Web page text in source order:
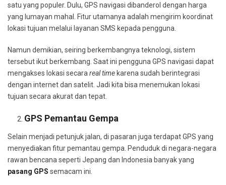
satu yang populer. Dulu, GPS navigasi dibanderol dengan harga
yang lumayan mahal. Fitur utamanya adalah mengirim koordinat
lokasi tujuan melalui layanan SMS kepada pengguna.
Namun demikian, seiring berkembangnya teknologi, sistem
tersebut ikut berkembang. Saat ini pengguna GPS navigasi dapat
mengakses lokasi secara real time karena sudah berintegrasi
dengan internet dan satelit. Jadi kita bisa menemukan lokasi
tujuan secara akurat dan tepat.
GPS Pemantau Gempa
Selain menjadi petunjuk jalan, di pasaran juga terdapat GPS yang
menyediakan fitur pemantau gempa. Penduduk di negara-negara
rawan bencana seperti Jepang dan Indonesia banyak yang
pasang GPS semacam ini.